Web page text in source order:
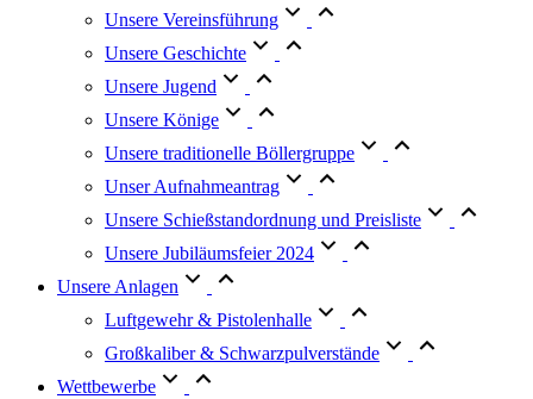
Unsere Vereinsführung
Unsere Geschichte
Unsere Jugend
Unsere Könige
Unsere traditionelle Böllergruppe
Unser Aufnahmeantrag
Unsere Schießstandordnung und Preisliste
Unsere Jubiläumsfeier 2024
Unsere Anlagen
Luftgewehr & Pistolenhalle
Großkaliber & Schwarzpulverstände
Wettbewerbe